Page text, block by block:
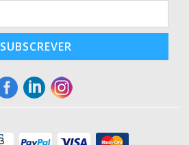
SUBSCREVER